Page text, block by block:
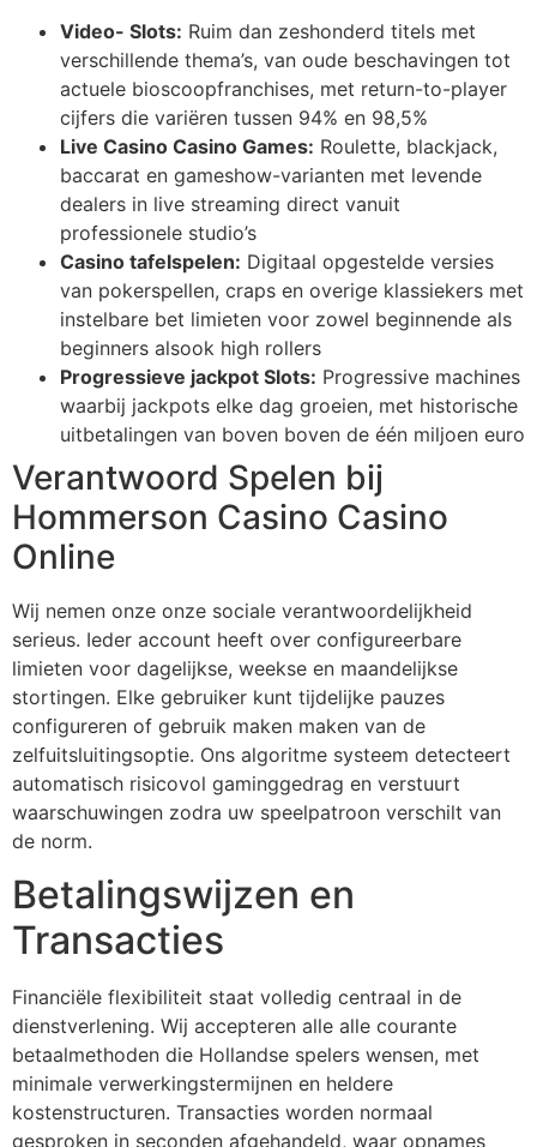
panel
panel
satın al
panel
panel
panel
panel
panel
panel
panel
panel
panel
panel
panel
panel
panel
panel
panel
Video- Slots: Ruim dan zeshonderd titels met
verschillende thema’s, van oude beschavingen tot
actuele bioscoopfranchises, met return-to-player
cijfers die variëren tussen 94% en 98,5%
Live Casino Casino Games: Roulette, blackjack,
baccarat en gameshow-varianten met levende
dealers in live streaming direct vanuit
professionele studio’s
Casino tafelspelen: Digitaal opgestelde versies
van pokerspellen, craps en overige klassiekers met
instelbare bet limieten voor zowel beginnende als
beginners alsook high rollers
Progressieve jackpot Slots: Progressive machines
waarbij jackpots elke dag groeien, met historische
uitbetalingen van boven boven de één miljoen euro
Verantwoord Spelen bij
Hommerson Casino Casino
Online
Wij nemen onze onze sociale verantwoordelijkheid
serieus. Ieder account heeft over configureerbare
limieten voor dagelijkse, weekse en maandelijkse
stortingen. Elke gebruiker kunt tijdelijke pauzes
configureren of gebruik maken maken van de
zelfuitsluitingsoptie. Ons algoritme systeem detecteert
automatisch risicovol gaminggedrag en verstuurt
waarschuwingen zodra uw speelpatroon verschilt van
de norm.
Betalingswijzen en
Transacties
Financiële flexibiliteit staat volledig centraal in de
dienstverlening. Wij accepteren alle alle courante
betaalmethoden die Hollandse spelers wensen, met
minimale verwerkingstermijnen en heldere
kostenstructuren. Transacties worden normaal
gesproken in seconden afgehandeld, waar opnames